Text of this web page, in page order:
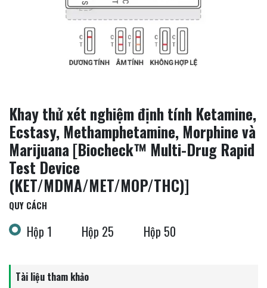
Khay thử xét nghiệm định tính Ketamine,
Ecstasy, Methamphetamine, Morphine và
Marijuana [Biocheck™ Multi-Drug Rapid
Test Device
(KET/MDMA/MET/MOP/THC)]
QUY CÁCH
Hộp 1 Hộp 25 Hộp 50
Tài liệu tham khảo